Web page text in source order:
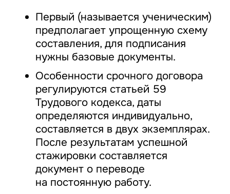
Первый (называется ученическим)
предполагает упрощенную схему
составления, для подписания
нужны базовые документы.
Особенности срочного договора
регулируются статьей 59
Трудового кодекса, даты
определяются индивидуально,
составляется в двух экземплярах.
После результатам успешной
стажировки составляется
документ о переводе
на постоянную работу.